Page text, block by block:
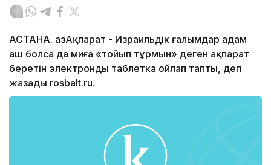
АСТАНА. ҚазАқпарат - Израильдік ғалымдар адам
аш болса да миға «тойып тұрмын» деген ақпарат
беретін электронды таблетка ойлап тапты, деп
жазады rosbalt.ru.